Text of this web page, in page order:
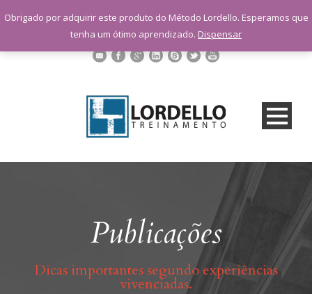
sac@lordellotreinamento.com.br
+55 11 9 1398-3091
Publicações
Dicas importantes segundo experiências
vivenciadas.
Obrigado por adquirir este produto do Método Lordello. Esperamos que
tenha um ótimo aprendizado. Dispensar